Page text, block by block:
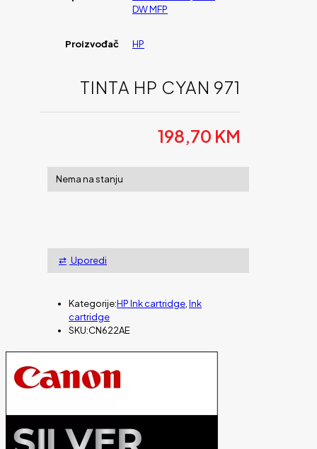
DW MFP
Proizvođač HP
TINTA HP CYAN 971
198,70 KM
Nema na stanju
Uporedi
Kategorije:HP Ink cartridge Ink
cartridge
SKU:CN622AE